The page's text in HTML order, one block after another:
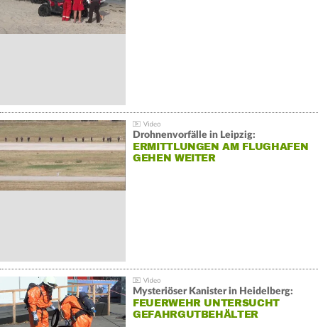
Drohnenvorfälle in Leipzig:
ERMITTLUNGEN AM FLUGHAFEN
GEHEN WEITER
Mysteriöser Kanister in Heidelberg:
FEUERWEHR UNTERSUCHT
GEFAHRGUTBEHÄLTER